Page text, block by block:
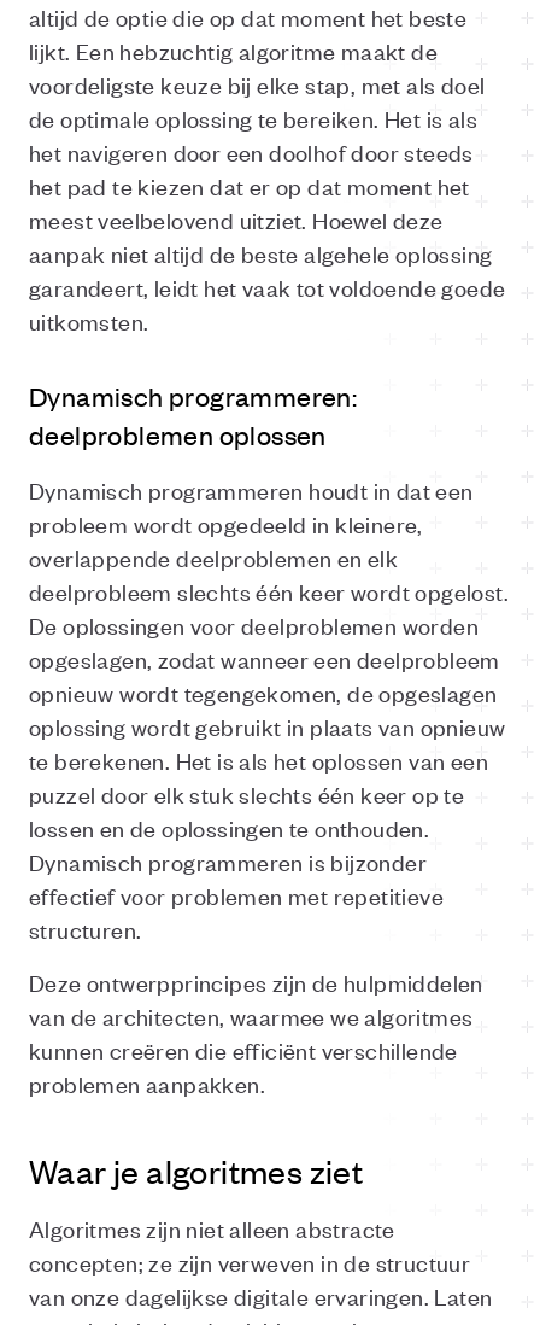
altijd de optie die op dat moment het beste
lijkt. Een hebzuchtig algoritme maakt de
voordeligste keuze bij elke stap, met als doel
de optimale oplossing te bereiken. Het is als
het navigeren door een doolhof door steeds
het pad te kiezen dat er op dat moment het
meest veelbelovend uitziet. Hoewel deze
aanpak niet altijd de beste algehele oplossing
garandeert, leidt het vaak tot voldoende goede
uitkomsten.
Dynamisch programmeren:
deelproblemen oplossen
Dynamisch programmeren houdt in dat een
probleem wordt opgedeeld in kleinere,
overlappende deelproblemen en elk
deelprobleem slechts één keer wordt opgelost.
De oplossingen voor deelproblemen worden
opgeslagen, zodat wanneer een deelprobleem
opnieuw wordt tegengekomen, de opgeslagen
oplossing wordt gebruikt in plaats van opnieuw
te berekenen. Het is als het oplossen van een
puzzel door elk stuk slechts één keer op te
lossen en de oplossingen te onthouden.
Dynamisch programmeren is bijzonder
effectief voor problemen met repetitieve
structuren.
Deze ontwerpprincipes zijn de hulpmiddelen
van de architecten, waarmee we algoritmes
kunnen creëren die efficiënt verschillende
problemen aanpakken.
Waar je algoritmes ziet
Algoritmes zijn niet alleen abstracte
concepten; ze zijn verweven in de structuur
van onze dagelijkse digitale ervaringen. Laten